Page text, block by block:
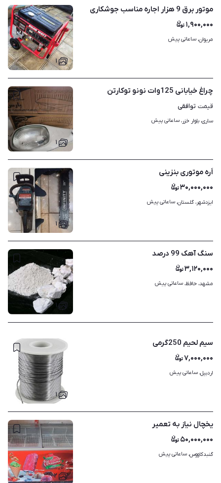
۱
موتور برق 9 هزار اجاره مناسب جوشکاری
۱,۹۰۰,۰۰۰
مریوان، ساعاتی پیش
۱
چراغ خیابانی 125وات نونو توکارتن
قیمت توافقی
ساری، بلوار خزر، ساعاتی پیش
۱
اَره موتوری بنزینی
۳۰,۰۰۰,۰۰۰
ایزدشهر، گلستان، ساعاتی پیش
۱
سنگ آهک 99 درصد
۳,۱۲۰,۰۰۰
مشهد، حافظ، ساعاتی پیش
۱
سیم لحیم 250گرمی
۷,۰۰۰,۰۰۰
اردبیل، ساعاتی پیش
۲
یخچال نیاز به تعمیر
۵۰,۰۰۰,۰۰۰
گنبدکاووس، ساعاتی پیش